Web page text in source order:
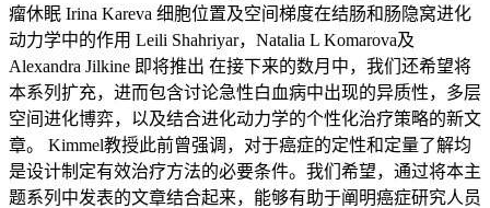
瘤休眠 Irina Kareva 细胞位置及空间梯度在结肠和肠隐窝进化
动力学中的作用 Leili Shahriyar，Natalia L Komarova及
Alexandra Jilkine 即将推出 在接下来的数月中，我们还希望将
本系列扩充，进而包含讨论急性白血病中出现的异质性，多层
空间进化博弈，以及结合进化动力学的个性化治疗策略的新文
章。 Kimmel教授此前曾强调，对于癌症的定性和定量了解均
是设计制定有效治疗方法的必要条件。我们希望，通过将本主
题系列中发表的文章结合起来，能够有助于阐明癌症研究人员